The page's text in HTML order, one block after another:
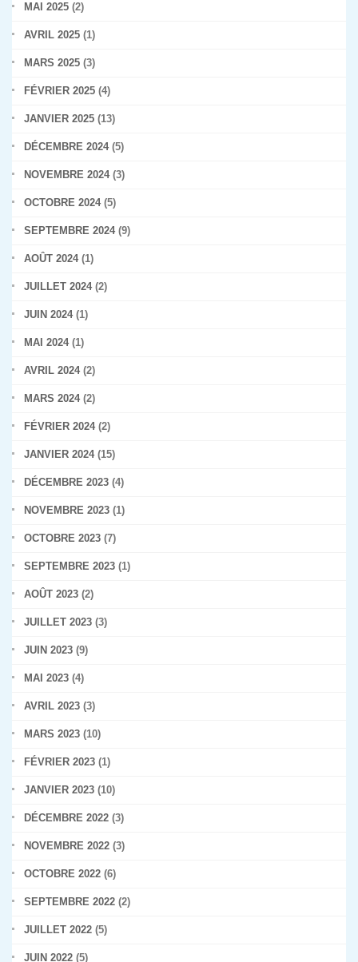
MAI 2025 (2)
AVRIL 2025 (1)
MARS 2025 (3)
FÉVRIER 2025 (4)
JANVIER 2025 (13)
DÉCEMBRE 2024(5)
NOVEMBRE 2024(3)
OCTOBRE 2024(5)
SEPTEMBRE 2024(9)
AOÛT 2024(1)
JUILLET 2024(2)
JUIN 2024(1)
MAI 2024(1)
AVRIL 2024(2)
MARS 2024(2)
FÉVRIER 2024(2)
JANVIER 2024(15)
DÉCEMBRE 2023 (4)
NOVEMBRE 2023 (1)
OCTOBRE 2023 (7)
SEPTEMBRE 2023 (1)
AOÛT 2023 (2)
JUILLET 2023 (3)
JUIN 2023 (9)
MAI 2023 (4)
AVRIL 2023 (3)
MARS 2023 (10)
FÉVRIER 2023 (1)
JANVIER 2023 (10)
DÉCEMBRE 2022 (3)
NOVEMBRE 2022 (3)
OCTOBRE 2022 (6)
SEPTEMBRE 2022 (2)
JUILLET 2022 (5)
JUIN 2022 (5)